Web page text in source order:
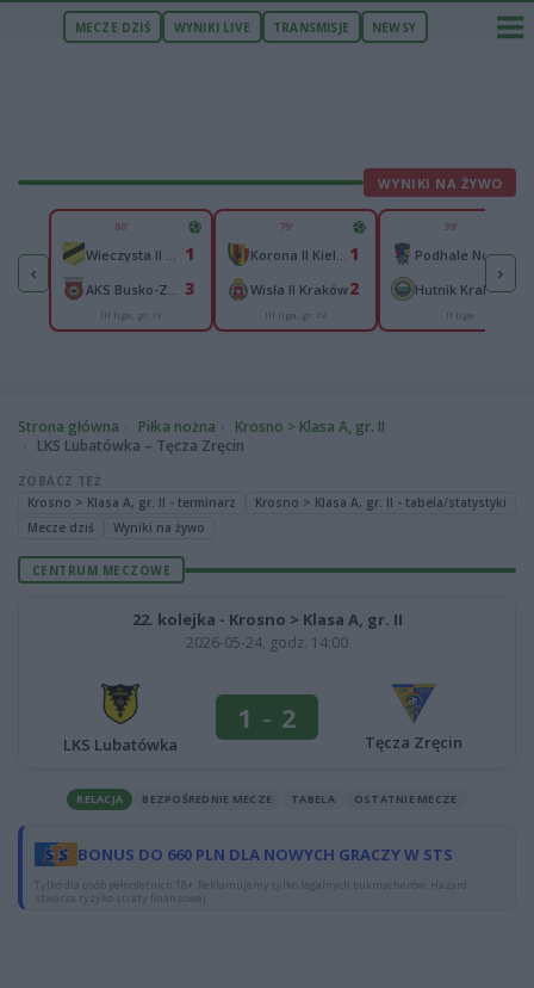
MECZE DZIŚ WYNIKI LIVE TRANSMISJE NEWSY
WYNIKI NA ŻYWO
‹
2
1
80'
1
3
III liga, gr. IV
79'
1
Wisła II Kraków2
III liga, gr. IV
39'
Podhale Nowy Targ1
Hutnik Kraków 2
II liga
›
Strona główna Piłka nożna
Krosno > Klasa A, gr. II
LKS Lubatówka – Tęcza Zręcin
ZOBACZ TEŻ
Krosno > Klasa A, gr. II - terminarz
Krosno > Klasa A, gr. II - tabela/statystyki
Mecze dziś
Wyniki na żywo
CENTRUM MECZOWE
22. kolejka - Krosno > Klasa A, gr. II
2026-05-24, godz. 14:00
LKS Lubatówka
1 - 2
Tęcza Zręcin
RELACJA BEZPOŚREDNIE MECZE TABELA OSTATNIE MECZE
BONUS DO 660 PLN DLA NOWYCH GRACZY W STS
Tylko dla osób pełnoletnich 18+. Reklamujemy tylko legalnych bukmacherów. Hazard
stwarza ryzyko straty finansowej.